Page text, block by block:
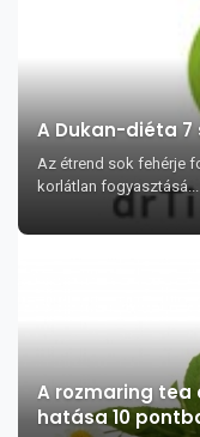
A Dukan-diéta
Az étrend sok fehérje
korlátlan fogyasztásá...
A rozmaring tea
hatása 10